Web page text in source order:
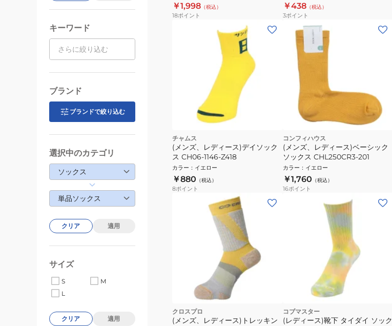
￥1,998 （税込）
18ポイント
￥438 （税込）
3ポイント
チャムス
(メンズ、レディース)デイソック
ス CH06-1146-Z418
カラー ： イエロー
￥880 （税込）
8ポイント
コンフィハウス
(メンズ、レディース)ベーシック
ソックス CHL250CR3-201
カラー ： イエロー
￥1,760 （税込）
16ポイント
クロスプロ
(メンズ、レディース)トレッキン
コブマスター
(レディース)靴下 タイダイ ソック
キーワード
ブランド
ブランドで絞り込む
選択中のカテゴリ
ソックス
単品ソックス
クリア 適用
サイズ
S
M
L
クリア 適用